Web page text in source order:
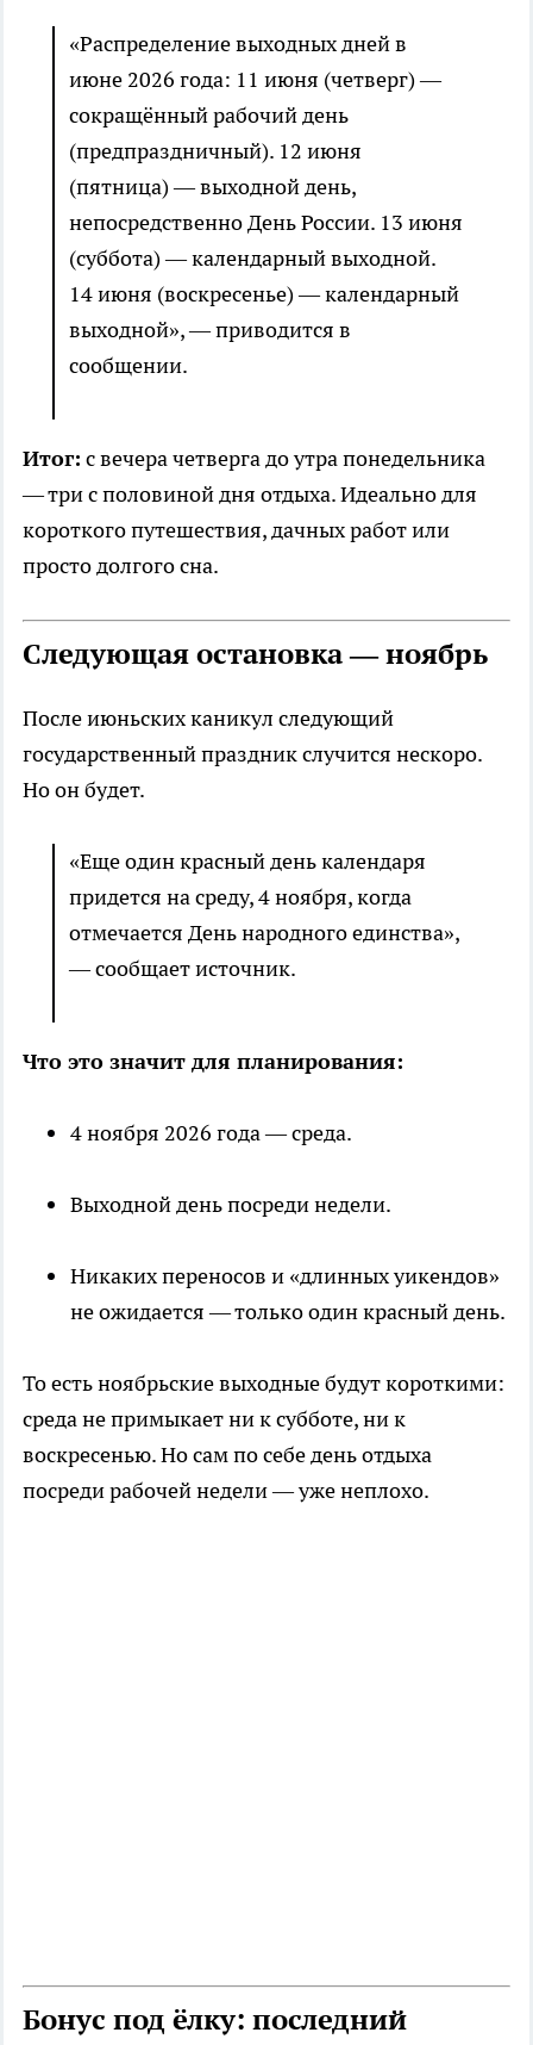
«Распределение выходных дней в
июне 2026 года: 11 июня (четверг) —
сокращённый рабочий день
(предпраздничный). 12 июня
(пятница) — выходной день,
непосредственно День России. 13 июня
(суббота) — календарный выходной.
14 июня (воскресенье) — календарный
выходной», — приводится в
сообщении.
Итог: с вечера четверга до утра понедельника
— три с половиной дня отдыха. Идеально для
короткого путешествия, дачных работ или
просто долгого сна.
Следующая остановка — ноябрь
После июньских каникул следующий
государственный праздник случится нескоро.
Но он будет.
«Еще один красный день календаря
придется на среду, 4 ноября, когда
отмечается День народного единства»,
— сообщает источник.
Что это значит для планирования:
4 ноября 2026 года — среда.
Выходной день посреди недели.
Никаких переносов и «длинных уикендов»
не ожидается — только один красный день.
То есть ноябрьские выходные будут короткими:
среда не примыкает ни к субботе, ни к
воскресенью. Но сам по себе день отдыха
посреди рабочей недели — уже неплохо.
Бонус под ёлку: последний